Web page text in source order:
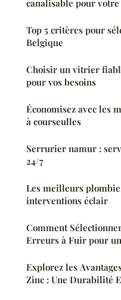
canalisable pour
Top 5 critères pour
Belgique
Choisir un vitrier
pour vos besoins
Économisez avec les
à courseulles
Serrurier namur :
24/7
Les meilleurs
interventions éclair
Comment
Erreurs à Fuir pour
Explorez les
Zinc : Une Durabilité